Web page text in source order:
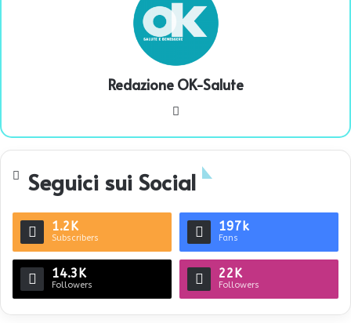
Redazione OK-Salute
te
Seguici sui Social
1.2K
Subscribers
197k
Fans
14.3K
Followers
22K
Followers